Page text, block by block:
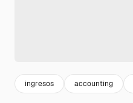
ingresos accounting